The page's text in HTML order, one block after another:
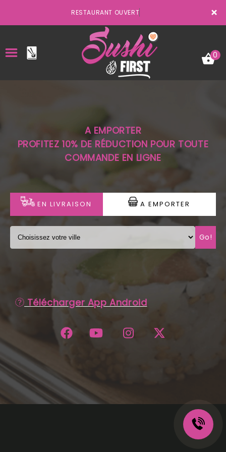
×
RESTAURANT OUVERT
LA CARTE
VOTRE COMPTE
NOTRE RESTAURANT
VOS AVIS
MENTIONS LÉGALES
C.G.V
0
A EMPORTER
PROFITEZ 10% DE RÉDUCTION POUR TOUTE
COMMANDE EN LIGNE
EN LIVRAISON A EMPORTER
Go!
Télécharger App Android